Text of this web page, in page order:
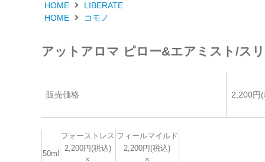
HOME
LIBERATE
HOME
コモノ
アットアロマ ピロー&エアミスト/ス
販売価格 2,200円
フォーストレス フィールマイルド
50ml
2,200円(税込)
×
2,200円(税込)
×